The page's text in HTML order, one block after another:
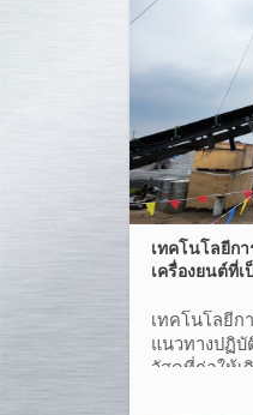
เทคโนโลยีก
เครื่องยนต์ที่
เทคโนโลยีก
แนวทางปฏิบั
วัสดุที่ก่อให้เ